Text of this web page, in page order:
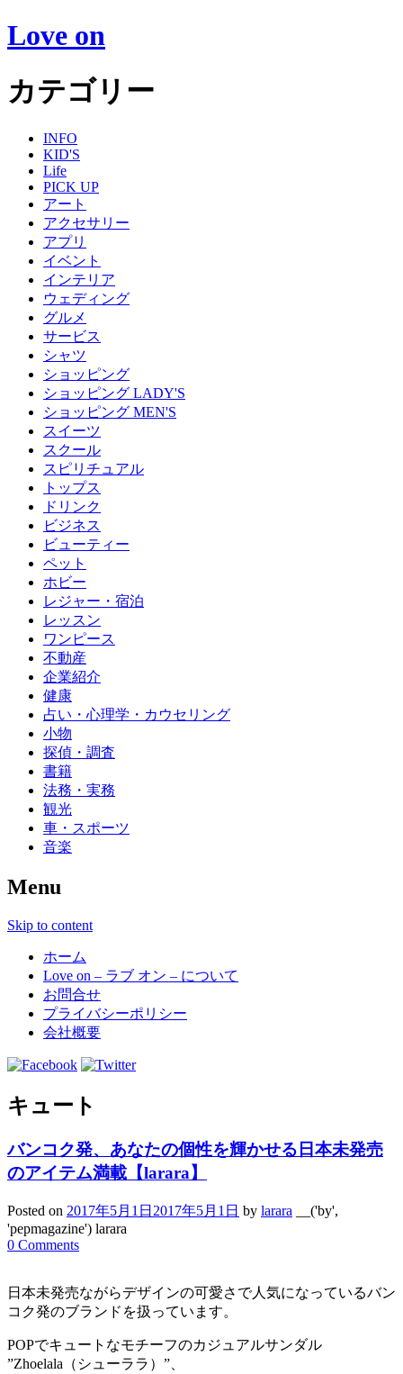
Love on
カテゴリー
INFO
KID'S
Life
PICK UP
アート
アクセサリー
アプリ
イベント
インテリア
ウェディング
グルメ
サービス
シャツ
ショッピング
ショッピング LADY'S
ショッピング MEN'S
スイーツ
スクール
スピリチュアル
トップス
ドリンク
ビジネス
ビューティー
ペット
ホビー
レジャー・宿泊
レッスン
ワンピース
不動産
企業紹介
健康
占い・心理学・カウセリング
小物
探偵・調査
書籍
法務・実務
観光
車・スポーツ
音楽
Menu
Skip to content
ホーム
Love on – ラブ オン – について
お問合せ
プライバシーポリシー
会社概要
キュート
バンコク発、あなたの個性を輝かせる日本未発売
のアイテム満載【larara】
Posted on 2017年5月1日 2017年5月1日 by larara __('by',
'pepmagazine') larara
0 Comments
日本未発売ながらデザインの可愛さで人気になっているバン
コク発のブランドを扱っています。
POPでキュートなモチーフのカジュアルサンダル
”Zhoelala（シューララ）”、